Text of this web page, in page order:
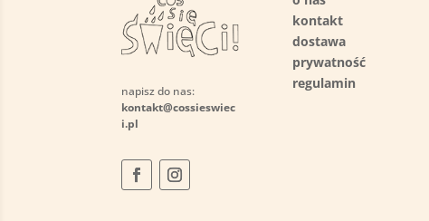
napisz do nas:
kontakt@cossieswiec
i.pl
kontakt
dostawa
prywatność
regulamin